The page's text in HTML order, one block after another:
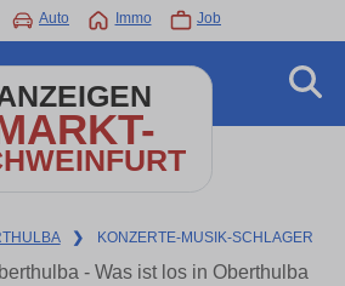
Auto Immo Job
❯ KONZERTE-MUSIK-SCHLAGER
- Was ist los in Oberthulba